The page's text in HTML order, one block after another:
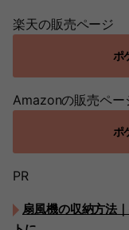
楽天の販売ページ
ポ
Amazonの販売ペー
ポ
PR
扇風機の収納方法